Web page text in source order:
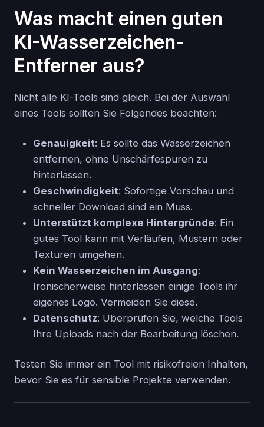
Was macht einen guten
KI-Wasserzeichen-
Entferner aus?
Nicht alle KI-Tools sind gleich. Bei der Auswahl
eines Tools sollten Sie Folgendes beachten:
Genauigkeit: Es sollte das Wasserzeichen
entfernen, ohne Unschärfespuren zu
hinterlassen.
Geschwindigkeit: Sofortige Vorschau und
schneller Download sind ein Muss.
Unterstützt komplexe Hintergründe: Ein
gutes Tool kann mit Verläufen, Mustern oder
Texturen umgehen.
Kein Wasserzeichen im Ausgang:
Ironischerweise hinterlassen einige Tools ihr
eigenes Logo. Vermeiden Sie diese.
Datenschutz: Überprüfen Sie, welche Tools
Ihre Uploads nach der Bearbeitung löschen.
Testen Sie immer ein Tool mit risikofreien Inhalten,
bevor Sie es für sensible Projekte verwenden.